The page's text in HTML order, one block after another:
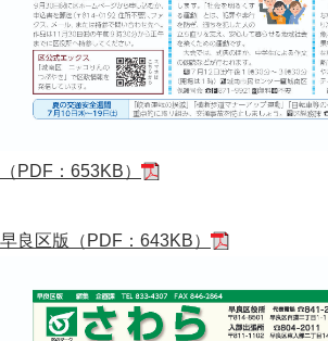
（PDF：653KB）
早良区版（PDF：643KB）